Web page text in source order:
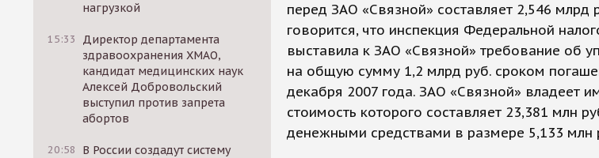
нагрузкой
15:33
Директор департамента
здравоохранения ХМАО,
кандидат медицинских наук
Алексей Добровольский
выступил против запрета
абортов
20:58
В России создадут систему
перед ЗАО «Связной» составляет 2,546 млрд
говорится, что инспекция Федеральной
выставила к ЗАО «Связной» требование об
на общую сумму 1,2 млрд руб. сроком
декабря 2007 года. ЗАО «Связной» владеет
стоимость которого составляет 23,381 млн
денежными средствами в размере 5,133 млн